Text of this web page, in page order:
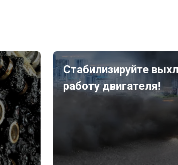
Стабилизируйте
работу двигателя!